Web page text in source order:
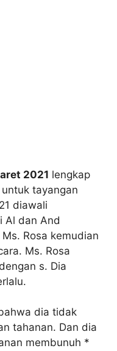
2021 lengkap
tayangan
diawali
Al dan And
Rosa kemudian
Ms. Rosa
s. Dia
dia tidak
tahanan. Dan dia
membunuh *